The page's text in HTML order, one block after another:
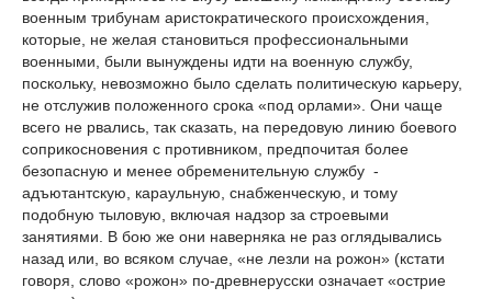
военным трибунам аристократического происхождения,
которые, не желая становиться профессиональными
военными, были вынуждены идти на военную службу,
поскольку, невозможно было сделать политическую карьеру,
не отслужив положенного срока «под орлами». Они чаще
всего не рвались, так сказать, на передовую линию боевого
соприкосновения с противником, предпочитая более
безопасную и менее обременительную службу -
адъютантскую, караульную, снабженческую, и тому
подобную тыловую, включая надзор за строевыми
занятиями. В бою же они наверняка не раз оглядывались
назад или, во всяком случае, «не лезли на рожон» (кстати
говоря, слово «рожон» по-древнерусски означает «острие